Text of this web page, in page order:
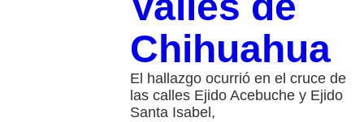
Chihuahua
El hallazgo ocurrió en el cruce de
las calles Ejido Acebuche y Ejido
Santa Isabel,